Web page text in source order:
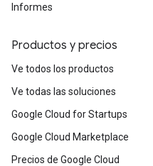
Informes
Productos y precios
Ve todos los productos
Ve todas las soluciones
Google Cloud for Startups
Google Cloud Marketplace
Precios de Google Cloud